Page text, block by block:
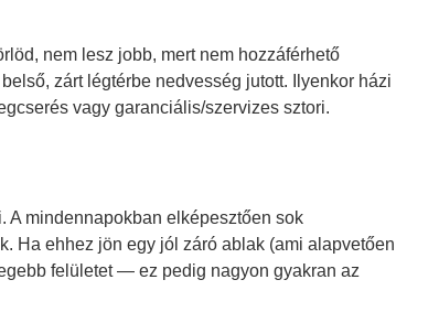
nem lesz jobb, mert nem hozzáférhető
zárt légtérbe nedvesség jutott. Ilyenkor házi
vagy garanciális/szervizes sztori.
A mindennapokban elképesztően sok
Ha ehhez jön egy jól záró ablak (ami alapvetően
felületet — ez pedig nagyon gyakran az